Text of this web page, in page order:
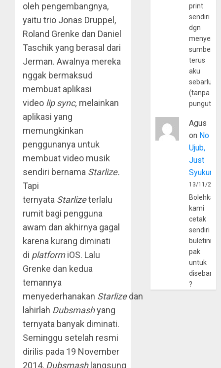
oleh pengembangnya,
yaitu trio Jonas Druppel,
Roland Grenke dan Daniel
Taschik yang berasal dari
Jerman. Awalnya mereka
nggak bermaksud
membuat aplikasi
video lip sync, melainkan
aplikasi yang
memungkinkan
penggunanya untuk
membuat video musik
sendiri bernama Starlize.
Tapi
ternyata Starlizeterlalu
rumit bagi pengguna
awam dan akhirnya gagal
karena kurang diminati
di platformiOS. Lalu
Grenke dan kedua
temannya
menyederhanakan Starlizedan
lahirlah Dubsmashyang
ternyata banyak diminati.
Seminggu setelah resmi
dirilis pada 19 November
2014, Dubsmashlangsung
print
sendiri
dgn
sumber
terus
aku
(tanpa
Agus
on No
Ujub,
Just
Syukur
13/11/
Bolehkah
kami
cetak
sendiri
pak
untuk
?